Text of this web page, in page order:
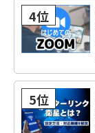
4位
5位